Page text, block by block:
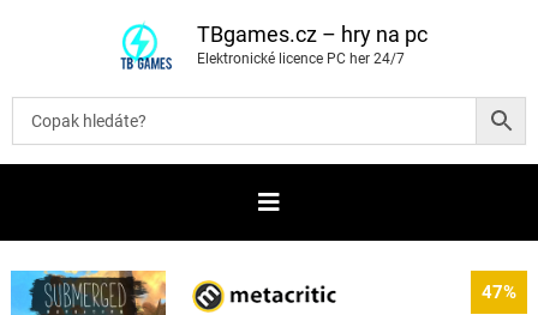
t
b
TBgames.cz – hry na pc
Elektronické licence PC her 24/7
47%